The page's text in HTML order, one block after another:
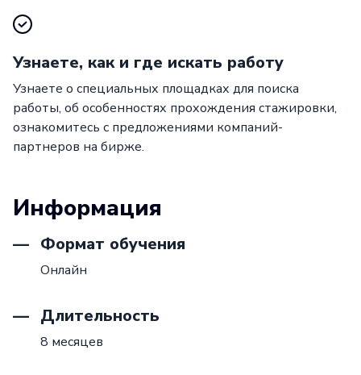
Узнаете, как и где искать работу
Узнаете о специальных площадках для поиска
работы, об особенностях прохождения стажировки,
ознакомитесь с предложениями компаний-
партнеров на бирже.
Информация
Формат обучения
Онлайн
Длительность
8 месяцев